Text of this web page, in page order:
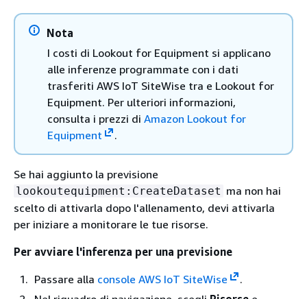
Nota
I costi di Lookout for Equipment si applicano
alle inferenze programmate con i dati
trasferiti AWS IoT SiteWise tra e Lookout for
Equipment. Per ulteriori informazioni,
consulta i prezzi di Amazon Lookout for
Equipment
.
Se hai aggiunto la previsione
lookoutequipment:CreateDataset ma non hai
scelto di attivarla dopo l'allenamento, devi attivarla
per iniziare a monitorare le tue risorse.
Per avviare l'inferenza per una previsione
Passare alla console AWS IoT SiteWise
.